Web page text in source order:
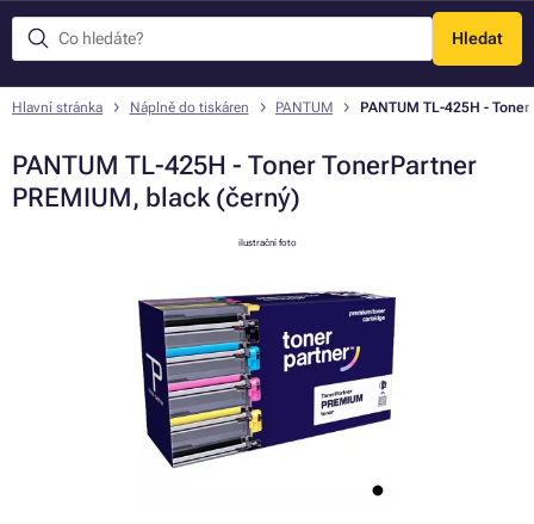
Hledat
Menu
Hlavní stránka Náplně do tiskáren PANTUM PANTUM TL-425H -
PANTUM TL-425H - Toner TonerPartner
PREMIUM, black (černý)
ilustrační foto